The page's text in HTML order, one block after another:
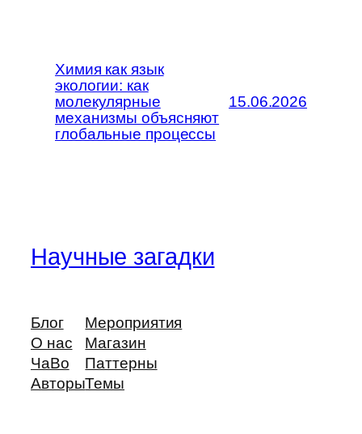
Химия как язык
экологии: как
молекулярные
механизмы объясняют
глобальные процессы
15.06.2026
Научные загадки
Блог
О нас
ЧаВо
Авторы
Мероприятия
Магазин
Паттерны
Темы